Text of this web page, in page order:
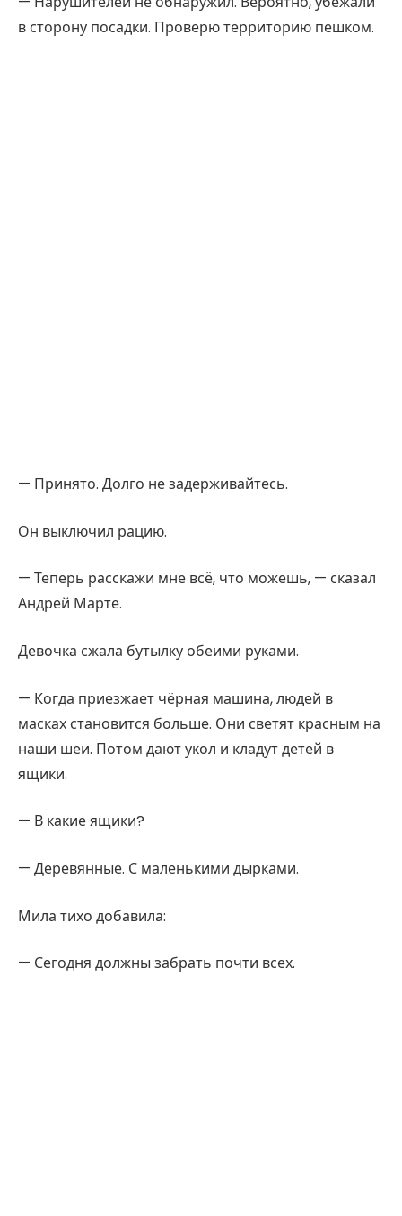
в сторону посадки. Проверю территорию пешком.
— Принято. Долго не задерживайтесь.
Он выключил рацию.
— Теперь расскажи мне всё, что можешь, — сказал
Андрей Марте.
Девочка сжала бутылку обеими руками.
— Когда приезжает чёрная машина, людей в
масках становится больше. Они светят красным на
наши шеи. Потом дают укол и кладут детей в
ящики.
— В какие ящики?
— Деревянные. С маленькими дырками.
Мила тихо добавила:
— Сегодня должны забрать почти всех.